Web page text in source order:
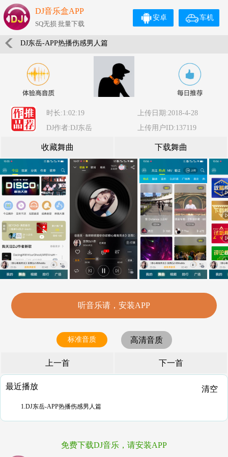
DJ音乐盒APP
SQ无损 批量下载
车机
安卓
DJ东岳-APP热播伤感男人篇
时长:1:02:19
上传日期:2018-4-28
DJ作者:DJ东岳
上传用户ID:137119
收藏舞曲 下载舞曲
听音乐请，安装APP
标准音质 高清音质
上一首 下一首
最近播放 清空
1.DJ东岳-APP热播伤感男人篇
免费下载DJ音乐，请安装APP